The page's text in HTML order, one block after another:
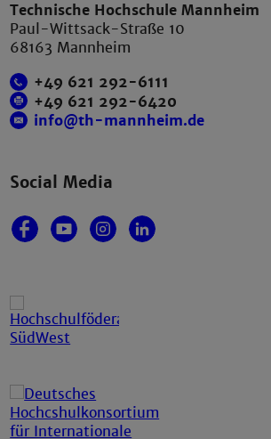
Technische Hochschule Mannheim
Paul-Wittsack-Straße 10
68163 Mannheim
+49 621 292-6111
+49 621 292-6420
info@th-mannheim.de
Social Media